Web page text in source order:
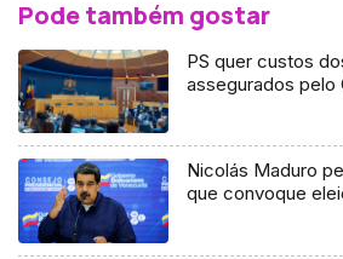
Pode também gostar
PS quer custos
assegurados pelo
Nicolás Maduro
que convoque